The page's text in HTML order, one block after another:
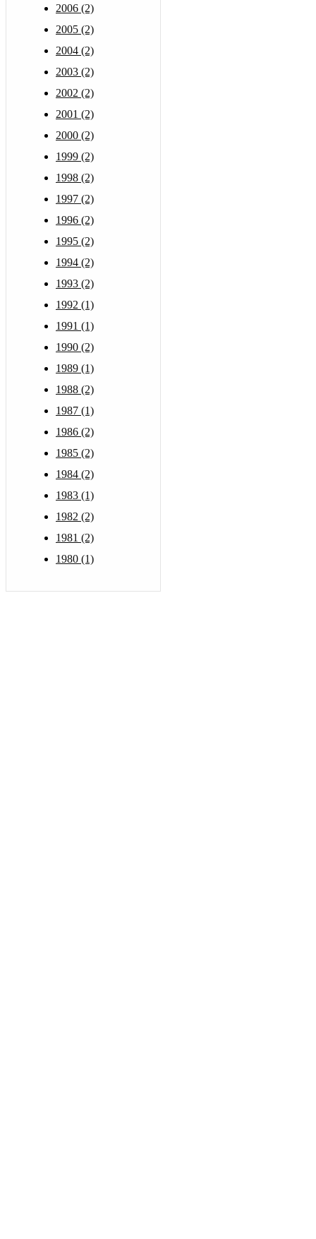
2006 (2)
2005 (2)
2004 (2)
2003 (2)
2002 (2)
2001 (2)
2000 (2)
1999 (2)
1998 (2)
1997 (2)
1996 (2)
1995 (2)
1994 (2)
1993 (2)
1992 (1)
1991 (1)
1990 (2)
1989 (1)
1988 (2)
1987 (1)
1986 (2)
1985 (2)
1984 (2)
1983 (1)
1982 (2)
1981 (2)
1980 (1)